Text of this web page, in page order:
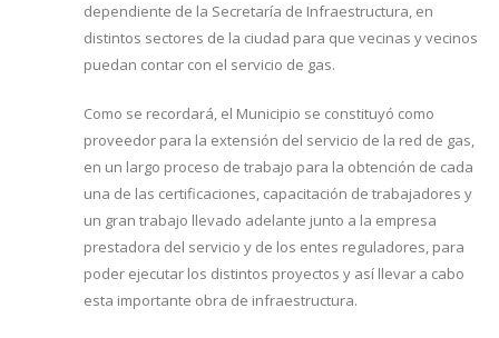
dependiente de la Secretaría de Infraestructura, en
distintos sectores de la ciudad para que vecinas y vecinos
puedan contar con el servicio de gas.
Como se recordará, el Municipio se constituyó como
proveedor para la extensión del servicio de la red de gas,
en un largo proceso de trabajo para la obtención de cada
una de las certificaciones, capacitación de trabajadores y
un gran trabajo llevado adelante junto a la empresa
prestadora del servicio y de los entes reguladores, para
poder ejecutar los distintos proyectos y así llevar a cabo
esta importante obra de infraestructura.